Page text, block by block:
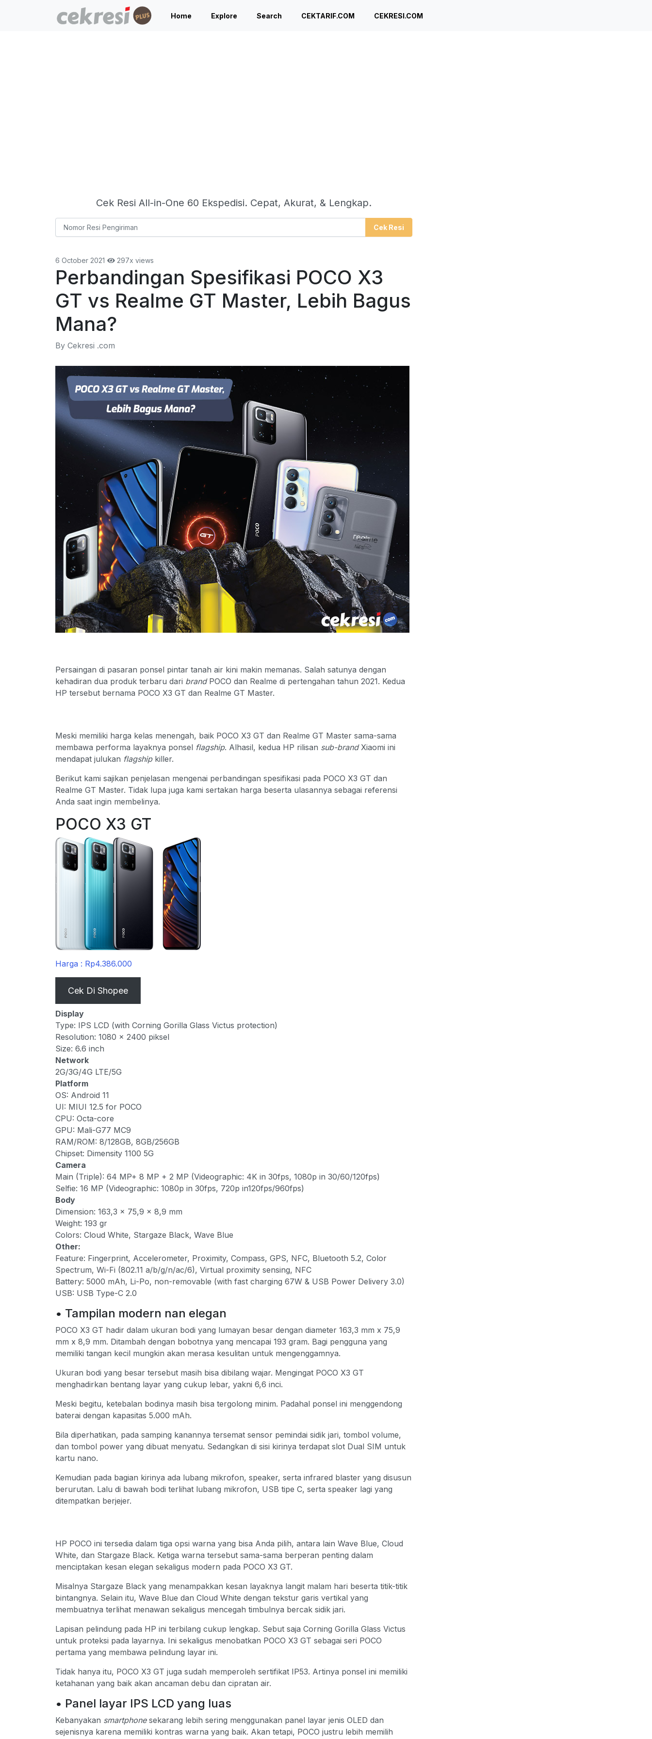
Home Explore Search CEKTARIF.COM CEKRESI.COM
Cek Resi All-in-One 60 Ekspedisi. Cepat, Akurat, & Lengkap.
Cek Resi
6 October 2021 297x views
Perbandingan Spesifikasi POCO X3
GT vs Realme GT Master, Lebih Bagus
Mana?
By Cekresi .com
Persaingan di pasaran ponsel pintar tanah air kini makin memanas. Salah satunya dengan
kehadiran dua produk terbaru dari brand POCO dan Realme di pertengahan tahun 2021. Kedua
HP tersebut bernama POCO X3 GT dan Realme GT Master.
Meski memiliki harga kelas menengah, baik POCO X3 GT dan Realme GT Master sama-sama
membawa performa layaknya ponsel flagship. Alhasil, kedua HP rilisan sub-brandXiaomi ini
mendapat julukan flagship killer.
Berikut kami sajikan penjelasan mengenai perbandingan spesifikasi pada POCO X3 GT dan
Realme GT Master. Tidak lupa juga kami sertakan harga beserta ulasannya sebagai referensi
Anda saat ingin membelinya.
POCO X3 GT
Harga : Rp4.386.000
Cek Di Shopee
Display
Type: IPS LCD (with Corning Gorilla Glass Victus protection)
Resolution: 1080 x 2400 piksel
Size: 6.6 inch
Network
2G/3G/4G LTE/5G
Platform
OS: Android 11
UI: MIUI 12.5 for POCO
CPU: Octa-core
GPU: Mali-G77 MC9
RAM/ROM: 8/128GB, 8GB/256GB
Chipset: Dimensity 1100 5G
Camera
Main (Triple): 64 MP+ 8 MP + 2 MP (Videographic: 4K in 30fps, 1080p in 30/60/120fps)
Selfie: 16 MP (Videographic: 1080p in 30fps, 720p in120fps/960fps)
Body
Dimension: 163,3 x 75,9 x 8,9 mm
Weight: 193 gr
Colors: Cloud White, Stargaze Black, Wave Blue
Other:
Feature: Fingerprint, Accelerometer, Proximity, Compass, GPS, NFC, Bluetooth 5.2, Color
Spectrum, Wi-Fi (802.11 a/b/g/n/ac/6), Virtual proximity sensing, NFC
Battery: 5000 mAh, Li-Po, non-removable (with fast charging 67W & USB Power Delivery 3.0)
USB: USB Type-C 2.0
• Tampilan modern nan elegan
POCO X3 GT hadir dalam ukuran bodi yang lumayan besar dengan diameter 163,3 mm x 75,9
mm x 8,9 mm. Ditambah dengan bobotnya yang mencapai 193 gram. Bagi pengguna yang
memiliki tangan kecil mungkin akan merasa kesulitan untuk mengenggamnya.
Ukuran bodi yang besar tersebut masih bisa dibilang wajar. Mengingat POCO X3 GT
menghadirkan bentang layar yang cukup lebar, yakni 6,6 inci.
Meski begitu, ketebalan bodinya masih bisa tergolong minim. Padahal ponsel ini menggendong
baterai dengan kapasitas 5.000 mAh.
Bila diperhatikan, pada samping kanannya tersemat sensor pemindai sidik jari, tombol volume,
dan tombol power yang dibuat menyatu. Sedangkan di sisi kirinya terdapat slot Dual SIM untuk
kartu nano.
Kemudian pada bagian kirinya ada lubang mikrofon, speaker, serta infrared blaster yang disusun
berurutan. Lalu di bawah bodi terlihat lubang mikrofon, USB tipe C, serta speaker lagi yang
ditempatkan berjejer.
HP POCO ini tersedia dalam tiga opsi warna yang bisa Anda pilih, antara lain Wave Blue, Cloud
White, dan Stargaze Black. Ketiga warna tersebut sama-sama berperan penting dalam
menciptakan kesan elegan sekaligus modern pada POCO X3 GT.
Misalnya Stargaze Black yang menampakkan kesan layaknya langit malam hari beserta titik-titik
bintangnya. Selain itu, Wave Blue dan Cloud White dengan tekstur garis vertikal yang
membuatnya terlihat menawan sekaligus mencegah timbulnya bercak sidik jari.
Lapisan pelindung pada HP ini terbilang cukup lengkap. Sebut saja Corning Gorilla Glass Victus
untuk proteksi pada layarnya. Ini sekaligus menobatkan POCO X3 GT sebagai seri POCO
pertama yang membawa pelindung layar ini.
Tidak hanya itu, POCO X3 GT juga sudah memperoleh sertifikat IP53. Artinya ponsel ini memiliki
ketahanan yang baik akan ancaman debu dan cipratan air.
• Panel layar IPS LCD yang luas
Kebanyakan smartphonesekarang lebih sering menggunakan panel layar jenis OLED dan
sejenisnya karena memiliki kontras warna yang baik. Akan tetapi, POCO justru lebih memilih